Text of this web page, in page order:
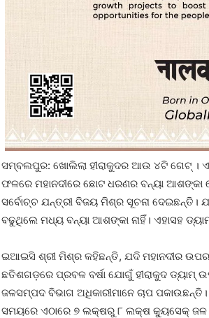
ସମ୍ବଲପୁର: ଖୋଲିଲା ହୀରାକୁଦର ଆଉ ୪ଟି ଗେଟ୍ ।
ଫଳରେ ମହାନଦୀରେ ଛୋଟ ଧରଣର ବନ୍ୟା
ସର୍ବୋଚ୍ଚ ଯନ୍ତ୍ରୀ ବିଜୟ ମିଶ୍ର ସୂଚନା
ବଢୁଥିଲେ ମଧ୍ୟ ବନ୍ୟା ଆଶଙ୍କା ନାହିଁ। ଏହାସହ
ଇଆଇସି ଶ୍ରୀ ମିଶ୍ର କହିଛନ୍ତି, ଯଦି ମହାନଦୀର
ଛତିଶଗଡ଼ରେ ପ୍ରବଳ ବର୍ଷା ଯୋଗୁଁ ହୀରାକୁଦ ଡ୍ୟାମ୍‌
ଜଳସମ୍ପଦ ବିଭାଗ ଅଧିକାରୀମାନେ ଚାପ
ସମୟରେ ଏଠାରେ ୭ ଲକ୍ଷରୁ ୮ ଲକ୍ଷ କ୍ୟୁସେକ୍ ଜଳ